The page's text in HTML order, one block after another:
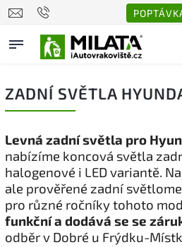
ZADNÍ SVĚTLA
Levná zadní světla pro
nabízíme koncová světla
halogenové i LED variantě.
ale prověřené zadní
pro různé ročníky tohoto
funkční a dodává se se
odběr v Dobré u Frýdku-